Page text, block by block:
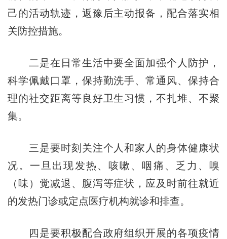
己的活动轨迹，返豫后主动报备，配合落实相
关防控措施。
二是在日常生活中要全面加强个人防护，
科学佩戴口罩，保持勤洗手、常通风、保持合
理的社交距离等良好卫生习惯，不扎堆、不聚
集。
三是要时刻关注个人和家人的身体健康状
况。一旦出现发热、咳嗽、咽痛、乏力、嗅
（味）觉减退、腹泻等症状，应及时前往就近
的发热门诊或定点医疗机构就诊和排查。
四是要积极配合政府组织开展的各项疫情